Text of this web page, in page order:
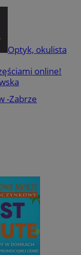
Optyk, okulista
online!
-Zabrze